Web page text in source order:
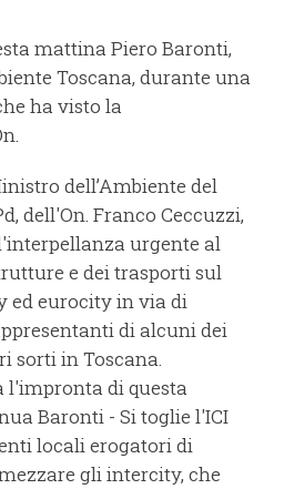
mattina Piero Baronti,
Toscana, durante una
ha visto la
dell’Ambiente del
dell'On. Franco Ceccuzzi,
urgente al
e dei trasporti sul
ed eurocity in via di
di alcuni dei
sorti in Toscana.
l'impronta di questa
Baronti - Si toglie l'ICI
locali erogatori di
gli intercity, che